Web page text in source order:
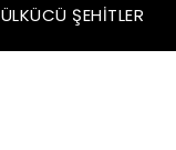
ÜLKÜCÜ ŞEHITLER